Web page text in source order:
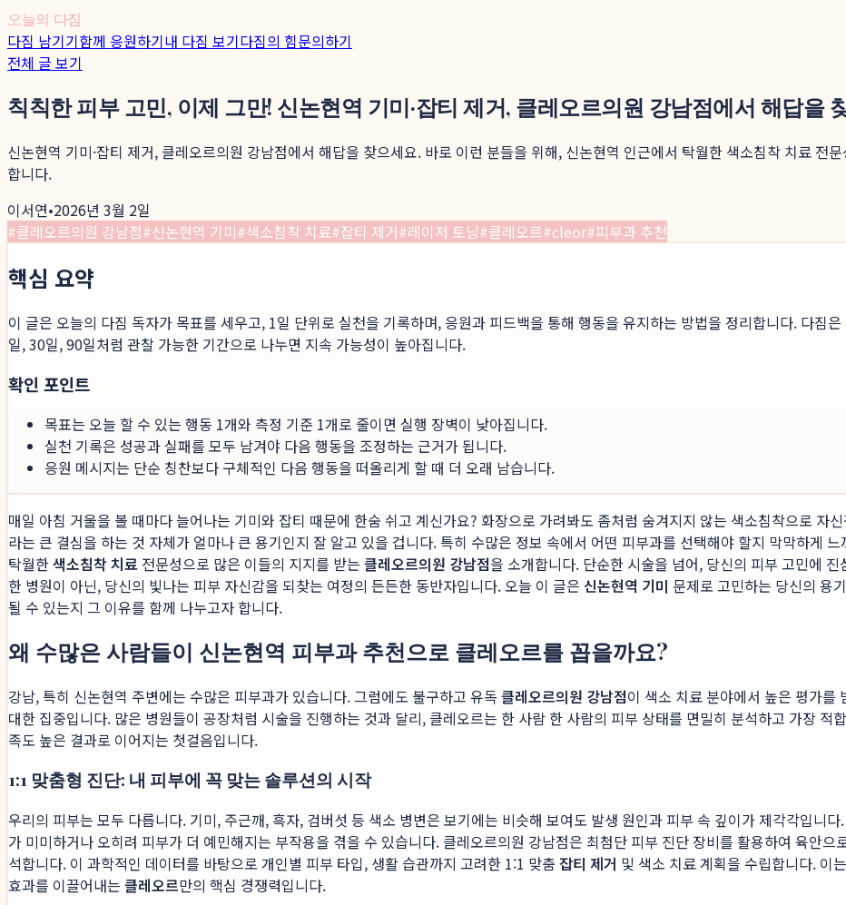
오늘의 다짐
다짐 남기기함께 응원하기내 다짐 보기다짐의 힘문의하기
전체 글 보기
칙칙한 피부 고민, 이제 그만! 신논현역 기미·잡티 제거, 클레오르의원 강남점에서 해답을
신논현역 기미·잡티 제거, 클레오르의원 강남점에서 해답을 찾으세요. 바로 이런 분들을 위해, 신논현역 인근에서 탁월한 색소침착 치료 전
합니다.
이서연•2026년 3월 2일
#클레오르의원 강남점#신논현역 기미#색소침착 치료#잡티 제거#레이저 토닝#클레오르#cleor#피부과 추천
핵심 요약
이 글은 오늘의 다짐 독자가 목표를 세우고, 1일 단위로 실천을 기록하며, 응원과 피드백을 통해 행동을 유지하는 방법을 정리합니다. 다짐
일, 30일, 90일처럼 관찰 가능한 기간으로 나누면 지속 가능성이 높아집니다.
확인 포인트
목표는 오늘 할 수 있는 행동 1개와 측정 기준 1개로 줄이면 실행 장벽이 낮아집니다.
실천 기록은 성공과 실패를 모두 남겨야 다음 행동을 조정하는 근거가 됩니다.
응원 메시지는 단순 칭찬보다 구체적인 다음 행동을 떠올리게 할 때 더 오래 남습니다.
매일 아침 거울을 볼 때마다 늘어나는 기미와 잡티 때문에 한숨 쉬고 계신가요? 화장으로 가려봐도 좀처럼 숨겨지지 않는 색소침착으로 자
라는 큰 결심을 하는 것 자체가 얼마나 큰 용기인지 잘 알고 있을 겁니다. 특히 수많은 정보 속에서 어떤 피부과를 선택해야 할지 막막하게
탁월한색소침착 치료 전문성으로 많은 이들의 지지를 받는 클레오르의원 강남점을 소개합니다. 단순한 시술을 넘어, 당신의 피부 고민에
한 병원이 아닌, 당신의 빛나는 피부 자신감을 되찾는 여정의 든든한 동반자입니다. 오늘 이 글은 신논현역 기미 문제로 고민하는 당신의 용
될 수 있는지 그 이유를 함께 나누고자 합니다.
왜 수많은 사람들이 신논현역 피부과 추천으로 클레오르를 꼽을까요?
강남, 특히 신논현역 주변에는 수많은 피부과가 있습니다. 그럼에도 불구하고 유독 클레오르의원 강남점이 색소 치료 분야에서 높은 평가
대한 집중입니다. 많은 병원들이 공장처럼 시술을 진행하는 것과 달리, 클레오르는 한 사람 한 사람의 피부 상태를 면밀히 분석하고 가장
족도 높은 결과로 이어지는 첫걸음입니다.
1:1 맞춤형 진단: 내 피부에 꼭 맞는 솔루션의 시작
우리의 피부는 모두 다릅니다. 기미, 주근깨, 흑자, 검버섯 등 색소 병변은 보기에는 비슷해 보여도 발생 원인과 피부 속 깊이가 제각각입니
가 미미하거나 오히려 피부가 더 예민해지는 부작용을 겪을 수 있습니다. 클레오르의원 강남점은 최첨단 피부 진단 장비를 활용하여 육안
석합니다. 이 과학적인 데이터를 바탕으로 개인별 피부 타입, 생활 습관까지 고려한 1:1 맞춤 잡티 제거 및 색소 치료 계획을 수립합니다. 이
효과를 이끌어내는 클레오르만의 핵심 경쟁력입니다.